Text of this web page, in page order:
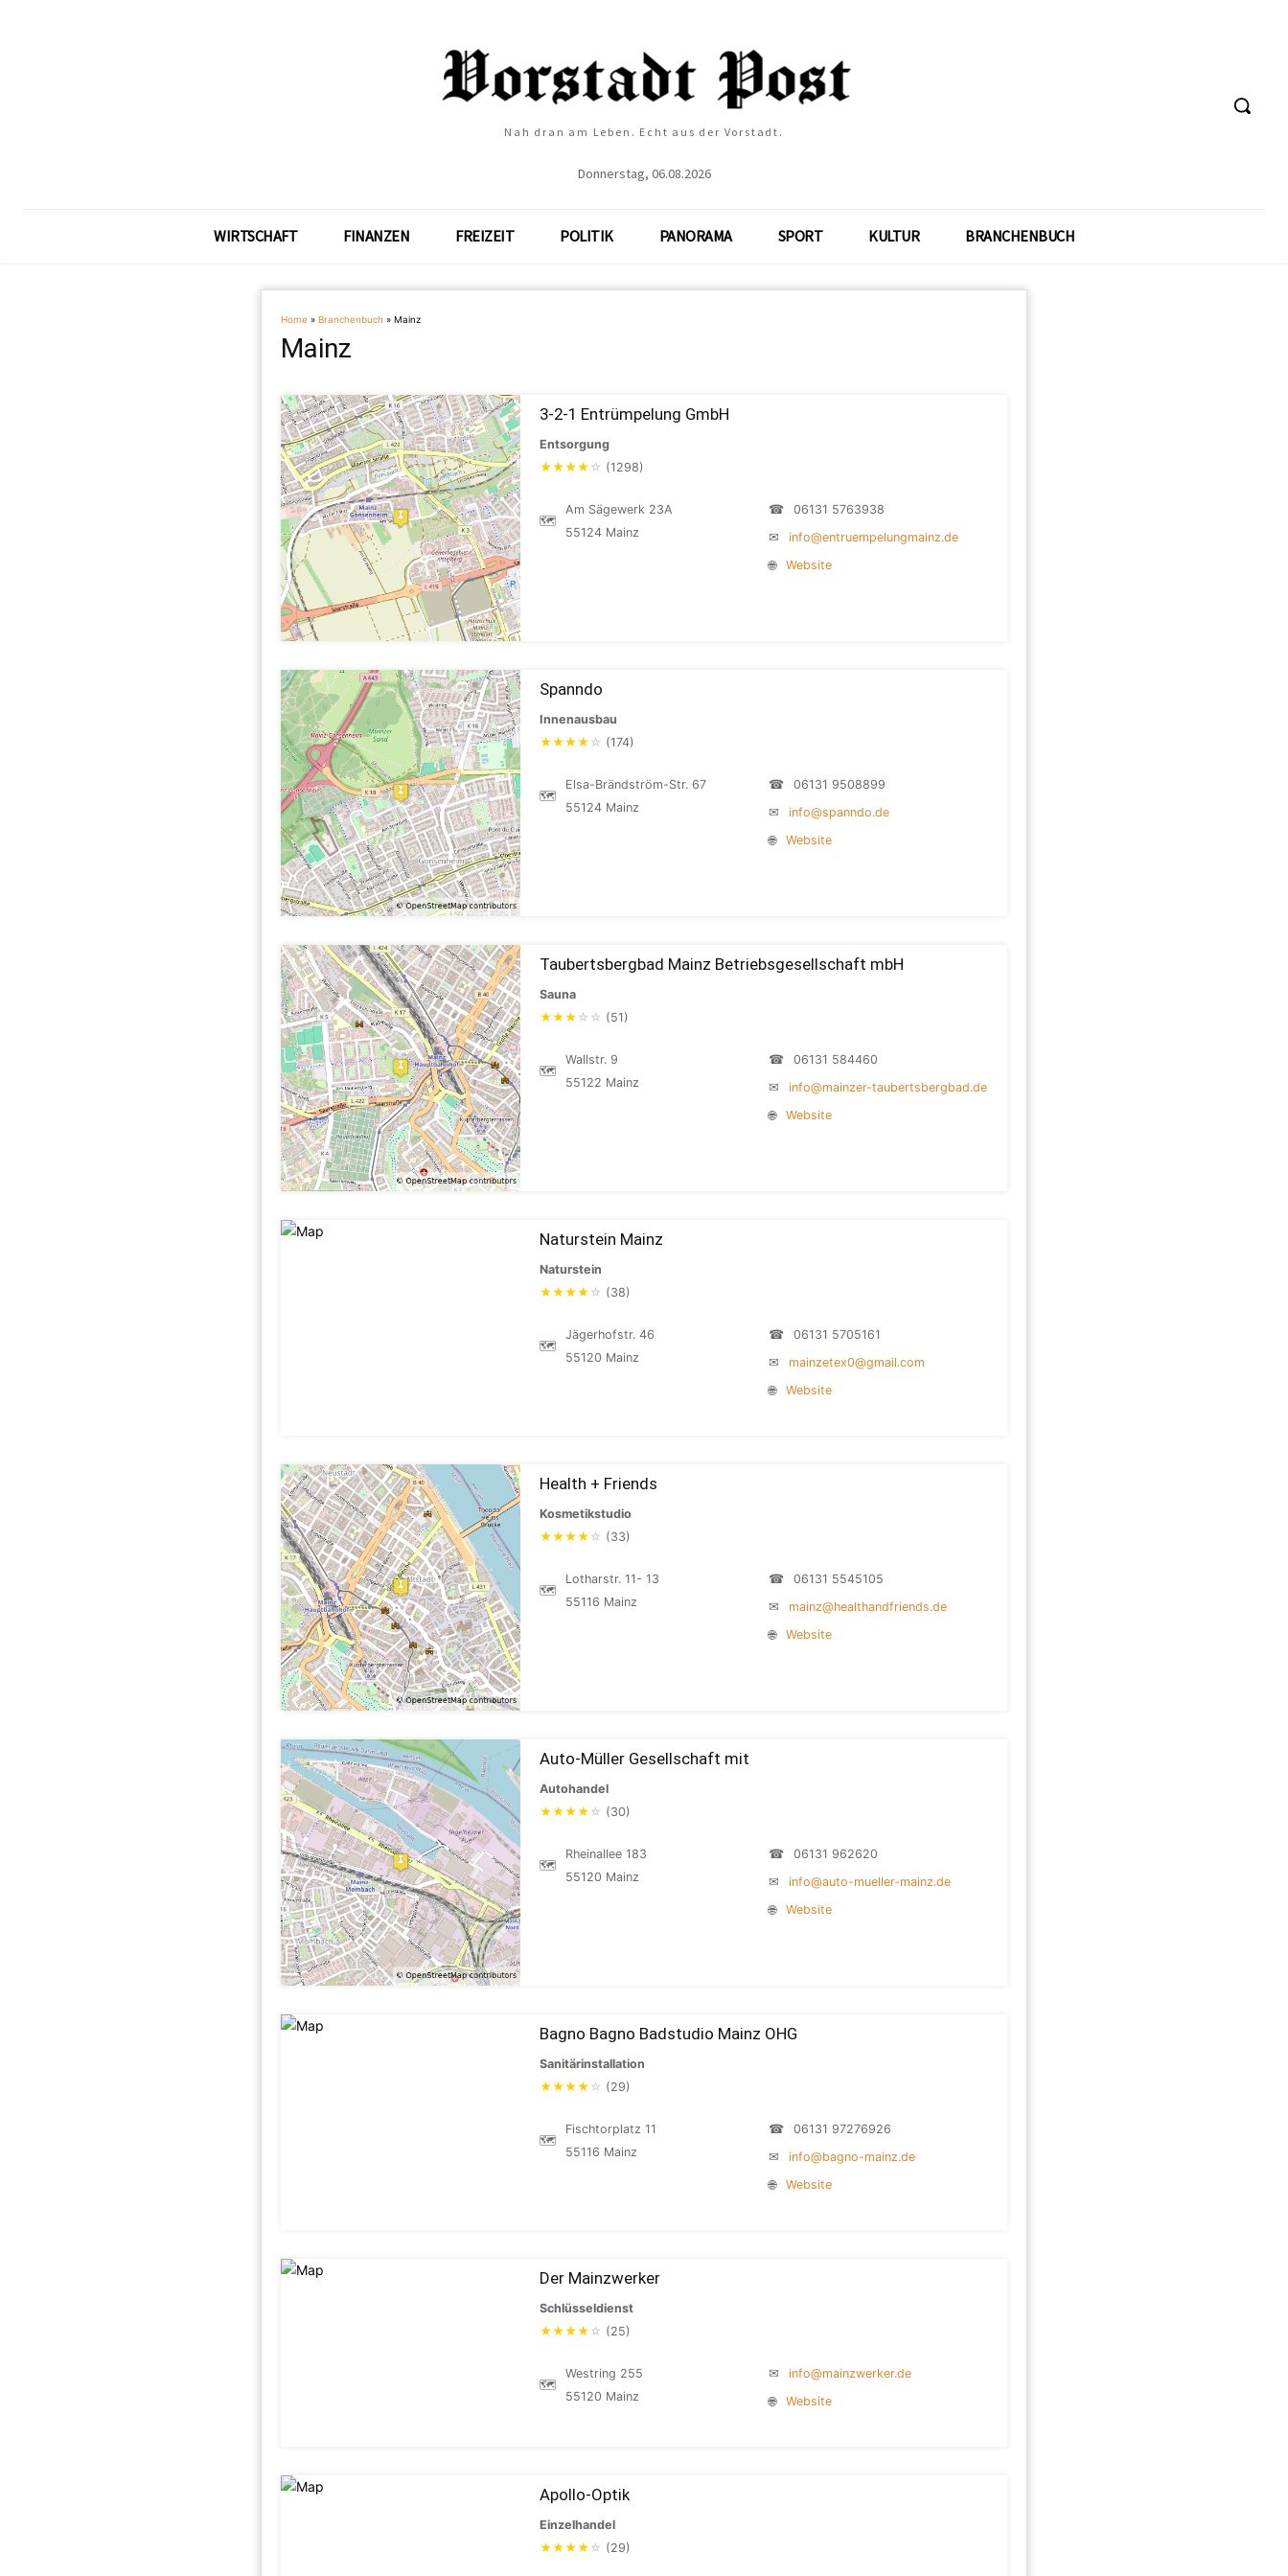
Nah dran am Leben. Echt aus der Vorstadt.
Donnerstag, 06.08.2026
WIRTSCHAFT FINANZEN FREIZEIT POLITIK PANORAMA SPORT KULTUR BRANCHENBUCH
Home » Branchenbuch » Mainz
Mainz
3-2-1 Entrümpelung GmbH
Entsorgung
★★★★ ☆ (1298)
🗺
Am Sägewerk 23A
55124 Mainz
☎
06131 5763938
✉
info@entruempelungmainz.de
🌐
Website
Spanndo
Innenausbau
★★★★ ☆ (174)
🗺
Elsa-Brändström-Str. 67
55124 Mainz
☎
06131 9508899
✉
info@spanndo.de
🌐
Website
Taubertsbergbad Mainz Betriebsgesellschaft mbH
Sauna
★★★ ☆ ☆ (51)
🗺
Wallstr. 9
55122 Mainz
☎
06131 584460
✉
info@mainzer-taubertsbergbad.de
🌐
Website
Naturstein Mainz
Naturstein
★★★★ ☆ (38)
🗺
Jägerhofstr. 46
55120 Mainz
☎
06131 5705161
✉
mainzetex0@gmail.com
🌐
Website
Health + Friends
Kosmetikstudio
★★★★ ☆ (33)
🗺
Lotharstr. 11- 13
55116 Mainz
☎
06131 5545105
✉
mainz@healthandfriends.de
🌐
Website
Auto-Müller Gesellschaft mit
Autohandel
★★★★ ☆ (30)
🗺
Rheinallee 183
55120 Mainz
☎
06131 962620
✉
info@auto-mueller-mainz.de
🌐
Website
Bagno Bagno Badstudio Mainz OHG
Sanitärinstallation
★★★★ ☆ (29)
🗺
Fischtorplatz 11
55116 Mainz
☎
06131 97276926
✉
info@bagno-mainz.de
🌐
Website
Der Mainzwerker
Schlüsseldienst
★★★★ ☆ (25)
🗺
Westring 255
55120 Mainz
✉
info@mainzwerker.de
🌐
Website
Apollo-Optik
Einzelhandel
★★★★ ☆ (29)